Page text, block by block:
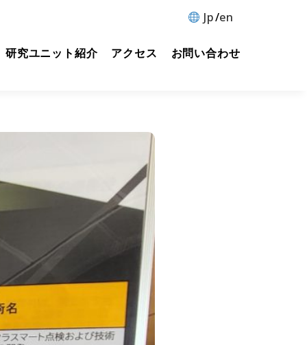
en
Jp
研究ユニット紹介 アクセス お問い合わせ